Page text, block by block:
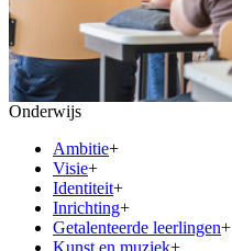
Onderwijs
Ambitie+
Visie+
Identiteit+
Inrichting+
Getalenteerde leerlingen+
Kunst en muziek+